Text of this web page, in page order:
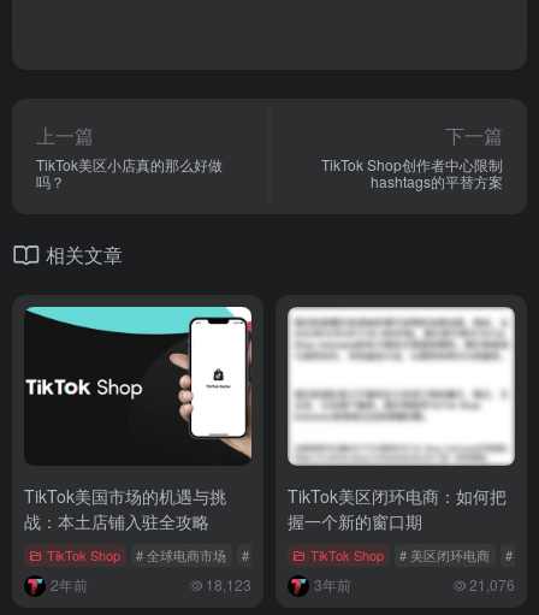
上一篇
TikTok美区小店真的那么好做
吗？
下一篇
TikTok Shop创作者中心限制
hashtags的平替方案
相关文章
TikTok美国市场的机遇与挑
战：本土店铺入驻全攻略
TikTok Shop # 全球电商市场 # 美国本土商家 # TikTok美国本土小店
2年前 18,123
TikTok美区闭环电商：如何把
握一个新的窗口期
TikTok Shop # 美区闭环电商 #
3年前 21,076